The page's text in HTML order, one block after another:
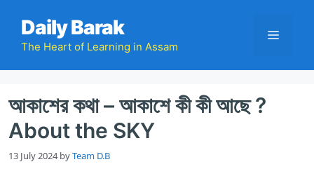
content
Daily Barak
The Heart of Learning in Assam
Menu
আকাশের কথা – আকাশে কী কী আছে ?
About the SKY
13 July 2024 byTeam D.B